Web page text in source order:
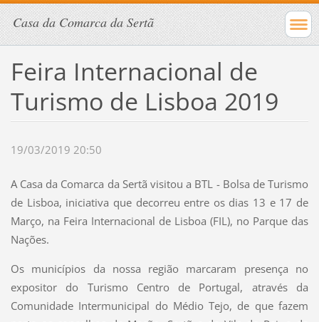
Casa da Comarca da Sertã
Feira Internacional de
Turismo de Lisboa 2019
19/03/2019 20:50
A Casa da Comarca da Sertã visitou a BTL - Bolsa de Turismo
de Lisboa, iniciativa que decorreu entre os dias 13 e 17 de
Março, na Feira Internacional de Lisboa (FIL), no Parque das
Nações.
Os municípios da nossa região marcaram presença no
expositor do Turismo Centro de Portugal, através da
Comunidade Intermunicipal do Médio Tejo, de que fazem